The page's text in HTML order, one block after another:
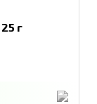
25 г